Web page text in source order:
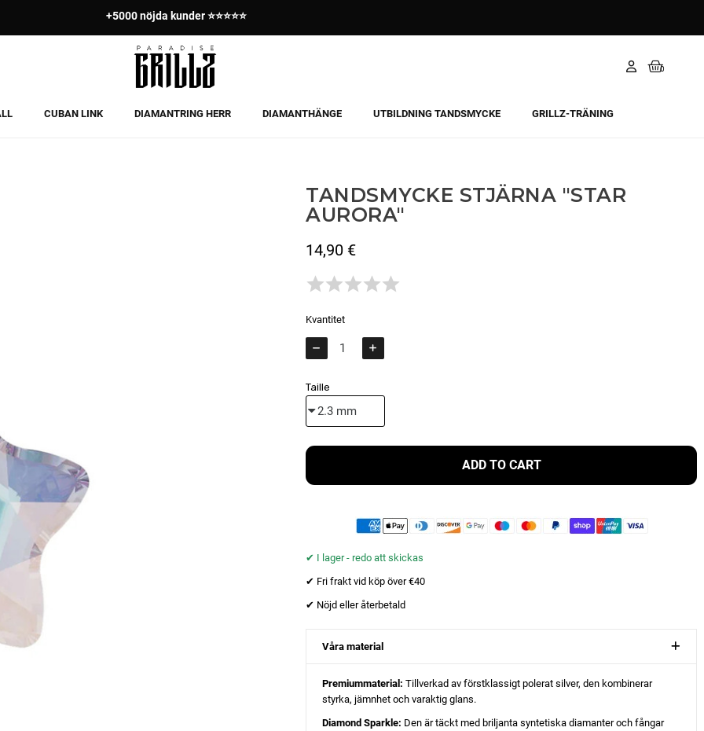
CUBAN LINK DIAMANTRING HERR DIAMANTHÄNGE UTBILDNING TANDSMYCKE GRILLZ-TRÄNING
TANDSMYCKE STJÄRNA "STAR
AURORA"
14,90 €
Kvantitet
Taille
ADD TO CART
✔︎ I lager - redo att skickas
✔︎ Fri frakt vid köp över €40
✔︎ Nöjd eller återbetald
Våra material
Premiummaterial: Tillverkad av förstklassigt polerat silver, den kombinerar
styrka, jämnhet och varaktig glans.
Diamond Sparkle: Den är täckt med briljanta syntetiska diamanter och fångar